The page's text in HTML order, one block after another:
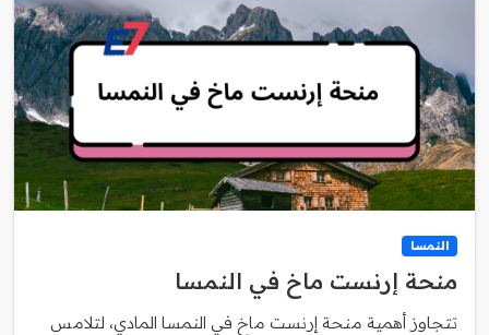
النمسا
منحة إرنست ماخ في النمسا
تتجاوز أهمية منحة إرنست ماخ في النمسا المادي، لتلامس